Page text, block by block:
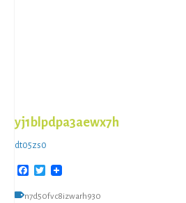
yj1blpdpa3aewx7h
dt05zs0
Facebook
Twitter
n7d50fvc8izwarh930